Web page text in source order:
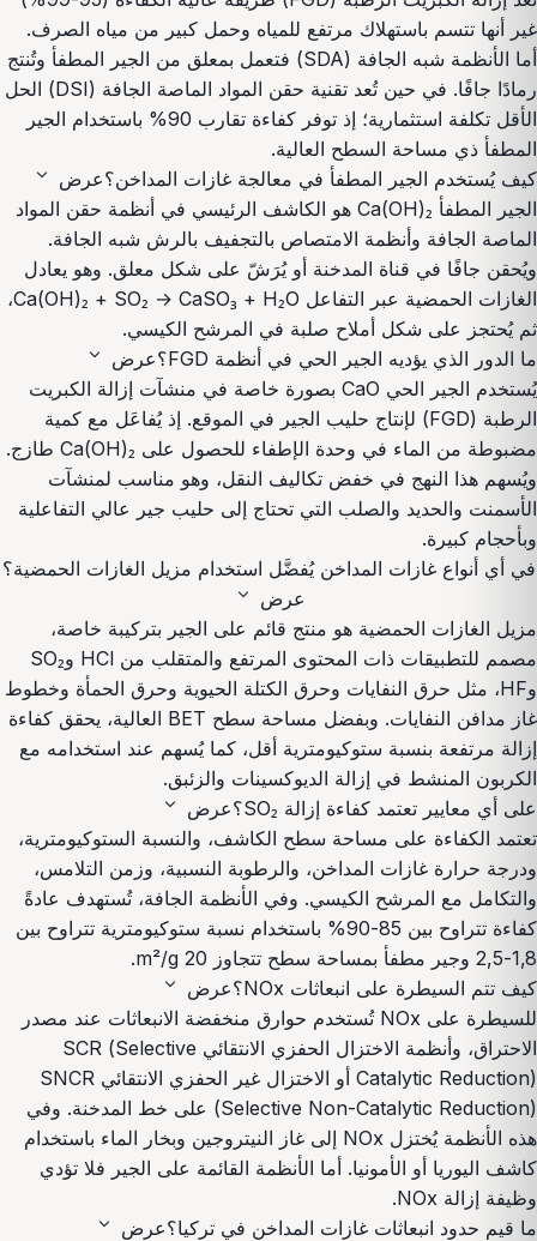
غير أنها تتسم باستهلاك مرتفع للمياه وحمل كبير من مياه الصرف.
أما الأنظمة شبه الجافة (SDA) فتعمل بمعلق من الجير المطفأ وتُنتج
رمادًا جافًا. في حين تُعد تقنية حقن المواد الماصة الجافة (DSI) الحل
الأقل تكلفة استثمارية؛ إذ توفر كفاءة تقارب 90% باستخدام الجير
المطفأ ذي مساحة السطح العالية.
كيف يُستخدم الجير المطفأ في معالجة غازات المداخن؟عرض expand_more
الجير المطفأ Ca(OH)₂ هو الكاشف الرئيسي في أنظمة حقن المواد
الماصة الجافة وأنظمة الامتصاص بالتجفيف بالرش شبه الجافة.
ويُحقن جافًا في قناة المدخنة أو يُرَشّ على شكل معلق. وهو يعادل
الغازات الحمضية عبر التفاعل Ca(OH)₂ + SO₂ → CaSO₃ + H₂O،
ثم يُحتجز على شكل أملاح صلبة في المرشح الكيسي.
ما الدور الذي يؤديه الجير الحي في أنظمة FGD؟
عرض expand_more
يُستخدم الجير الحي CaO بصورة خاصة في منشآت إزالة الكبريت
الرطبة (FGD) لإنتاج حليب الجير في الموقع. إذ يُفاعَل مع كمية
مضبوطة من الماء في وحدة الإطفاء للحصول على Ca(OH)₂ طازج.
ويُسهم هذا النهج في خفض تكاليف النقل، وهو مناسب لمنشآت
الأسمنت والحديد والصلب التي تحتاج إلى حليب جير عالي التفاعلية
وبأحجام كبيرة.
في أي أنواع غازات المداخن يُفضَّل استخدام مزيل الغازات الحمضية؟
عرض expand_more
مزيل الغازات الحمضية هو منتج قائم على الجير بتركيبة خاصة،
مصمم للتطبيقات ذات المحتوى المرتفع والمتقلب من HCl وSO₂
وHF، مثل حرق النفايات وحرق الكتلة الحيوية وحرق الحمأة وخطوط
غاز مدافن النفايات. وبفضل مساحة سطح BET العالية، يحقق كفاءة
إزالة مرتفعة بنسبة ستوكيومترية أقل، كما يُسهم عند استخدامه مع
الكربون المنشط في إزالة الديوكسينات والزئبق.
على أي معايير تعتمد كفاءة إزالة SO₂؟
عرض expand_more
تعتمد الكفاءة على مساحة سطح الكاشف، والنسبة الستوكيومترية،
ودرجة حرارة غازات المداخن، والرطوبة النسبية، وزمن التلامس،
والتكامل مع المرشح الكيسي. وفي الأنظمة الجافة، تُستهدف عادةً
كفاءة تتراوح بين 85-90% باستخدام نسبة ستوكيومترية تتراوح بين
1,8-2,5 وجير مطفأ بمساحة سطح تتجاوز 20 m²/g.
كيف تتم السيطرة على انبعاثات NOx؟
عرض expand_more
للسيطرة على NOx تُستخدم حوارق منخفضة الانبعاثات عند مصدر
الاحتراق، وأنظمة الاختزال الحفزي الانتقائي SCR (Selective
Catalytic Reduction) أو الاختزال غير الحفزي الانتقائي SNCR
(Selective Non-Catalytic Reduction) على خط المدخنة. وفي
هذه الأنظمة يُختزل NOx إلى غاز النيتروجين وبخار الماء باستخدام
كاشف اليوريا أو الأمونيا. أما الأنظمة القائمة على الجير فلا تؤدي
وظيفة إزالة NOx.
ما قيم حدود انبعاثات غازات المداخن في تركيا؟عرض expand_more